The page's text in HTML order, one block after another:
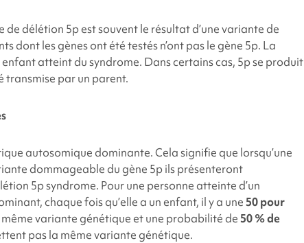
de délétion 5pest souvent le résultat d’une variante de
dont les gènes ont été testés n’ont pas le gène 5p. La
atteint du syndrome. Dans certains cas, 5pse produit
transmise par un parent.
autosomique dominante. Cela signifie que lorsqu’une
dommageable du gène 5p ils présenteront
5psyndrome. Pour une personne atteinte d’un
chaque fois qu’elle a un enfant, il y a une 50 pour
variante génétique et une probabilité de 50 % de
pas la même variante génétique.